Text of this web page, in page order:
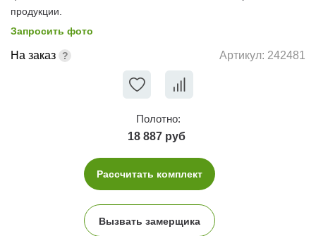
продукции.
Запросить фото
На заказ Артикул: 242481
Полотно:
18 887 руб
Рассчитать комплект
Вызвать замерщика